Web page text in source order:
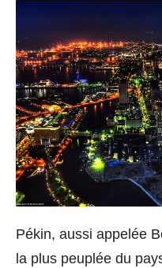
Pékin, aussi appelée
la plus peuplée du